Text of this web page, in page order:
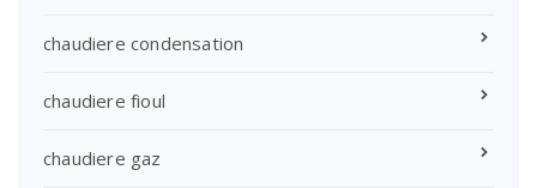
chaudiere condensation
chaudiere fioul
chaudiere gaz